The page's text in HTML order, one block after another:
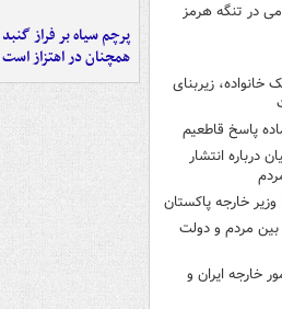
در تنگه هرمز
خانواده، زیربنای
پاسخ قاطعیم
درباره انتشار
خارجه پاکستان
مردم و دولت
خارجه ایران و
پرچم سیاه بر فراز
همچنان در اهتزاز است